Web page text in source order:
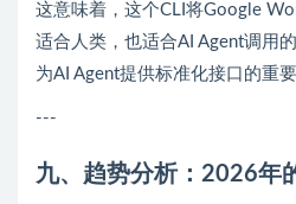
这意味着，这个CLI将Google
适合人类，也适合AI Agent调用
为AI Agent提供标准化接口的重要
---
九、趋势分析：2026年